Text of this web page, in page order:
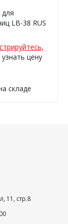
для
LB-38 RUS
,
цену
складе
11, стр.8